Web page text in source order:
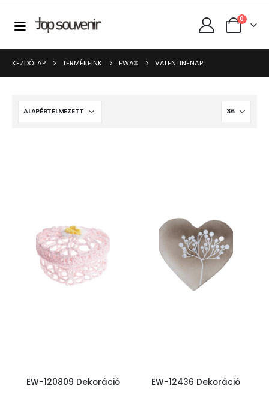
0
KEZDŐLAP TERMÉKEINK EWAX VALENTIN-NAP
EW-120809 Dekoráció EW-12436 Dekoráció